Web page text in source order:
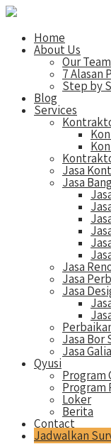
Home
About Us
Our Team
7 Alasan
Step by
Blog
Services
Jasa
Jasa
Jasa
Jasa
Jasa
Jasa Bor
Jasa
Qyusi
Program
Program
Loker
Berita
Contact
Jadwalkan